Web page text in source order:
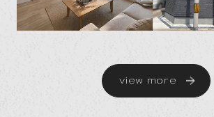
view more